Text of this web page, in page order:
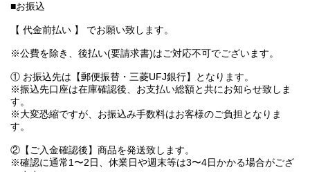
■お振込
【 代金前払い 】 でお願い致します。
※公費を除き、後払い(要請求書)はご対応不可でございます。
① お振込先は【郵便振替・三菱UFJ銀行】となります。
※振込先口座は在庫確認後、お支払い総額と共にお知らせ致しま
す。
※大変恐縮ですが、お振込み手数料はお客様のご負担となりま
す。
②【ご入金確認後】商品を発送致します。
※確認に通常1〜2日、休業日や週末等は3〜4日かかる場合がござ